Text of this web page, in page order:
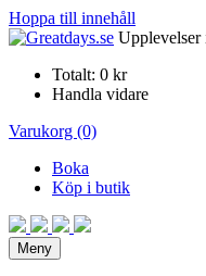
Hoppa till innehåll
Upplevelser
Totalt: 0 kr
Handla vidare
Varukorg (0)
Boka
Köp i butik
Meny